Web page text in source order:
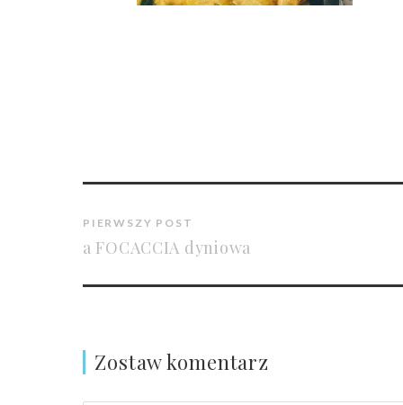
PIERWSZY POST
a FOCACCIA dyniowa
Zostaw komentarz